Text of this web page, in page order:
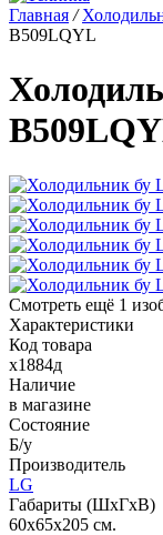
Главная /
B509LQYL
Смотреть ещё 1
Характеристики
Код товара
х1884д
Наличие
в магазине
Состояние
Б/у
Производитель
LG
Габариты (ШхГхВ)
60x65x205 см.